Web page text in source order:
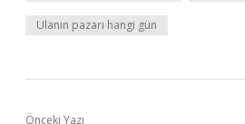
Ulanın pazarı hangi gün
Önceki Yazı